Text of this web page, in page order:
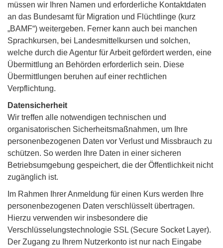
müssen wir Ihren Namen und erforderliche Kontaktdaten
an das Bundesamt für Migration und Flüchtlinge (kurz
„BAMF“) weitergeben. Ferner kann auch bei manchen
Sprachkursen, bei Landesmittelkursen und solchen,
welche durch die Agentur für Arbeit gefördert werden, eine
Übermittlung an Behörden erforderlich sein. Diese
Übermittlungen beruhen auf einer rechtlichen
Verpflichtung.
Datensicherheit
Wir treffen alle notwendigen technischen und
organisatorischen Sicherheitsmaßnahmen, um Ihre
personenbezogenen Daten vor Verlust und Missbrauch zu
schützen. So werden Ihre Daten in einer sicheren
Betriebsumgebung gespeichert, die der Öffentlichkeit nicht
zugänglich ist.
Im Rahmen Ihrer Anmeldung für einen Kurs werden Ihre
personenbezogenen Daten verschlüsselt übertragen.
Hierzu verwenden wir insbesondere die
Verschlüsselungstechnologie SSL (Secure Socket Layer).
Der Zugang zu Ihrem Nutzerkonto ist nur nach Eingabe